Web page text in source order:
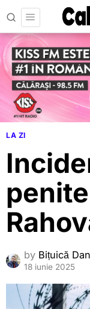
LA ZI
by Bițuică Dan
18 iunie 2025